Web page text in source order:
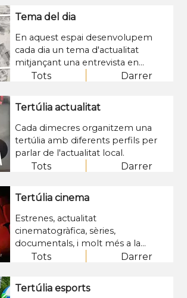
identitat de gènere, la prevenció
de malalties sexuals, entre altres. El
programa guanyador d'un premi
Hera en la categoria de
periodisme, compta amb la
col·laboració de professionals,
accedir als capítols en aquest
Spotify d'EMUN FM.
terme per persones de Ponent i
d'altres punts de la geografia. Cada
dimarts, al nostre magazin
territorial.
Tema del dia
En aquest espai desenvolupem
cada dia un tema d'actualitat
mitjançant una entrevista en
profunditat sobre un tema
Tots Darrer
Tertúlia actualitat
Cada dimecres organitzem una
tertúlia amb diferents perfils per
parlar de l'actualitat local.
Tots Darrer
Tertúlia cinema
Estrenes, actualitat
cinematogràfica, sèries,
documentals, i molt més a la
tertúlia de cinema d'Aquí a l'Oest
Tots Darrer
Tertúlia esports